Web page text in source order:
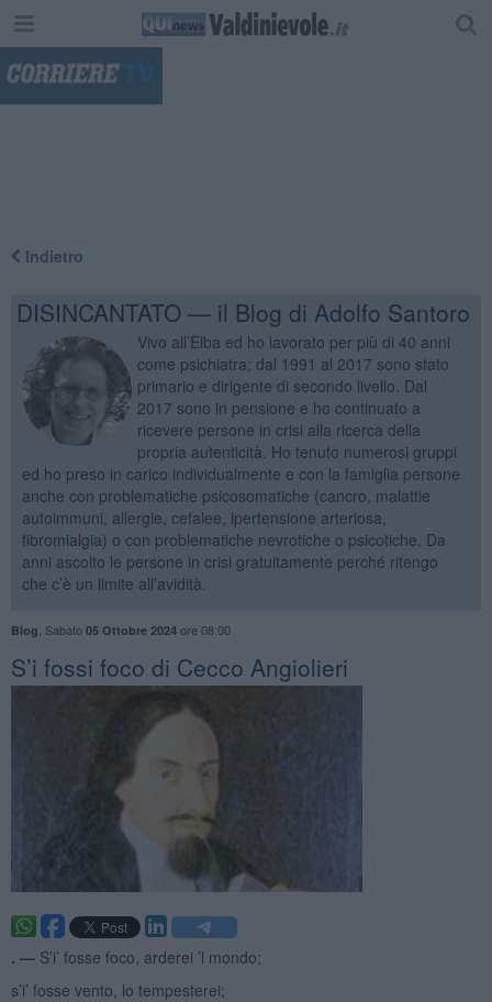
Indietro
DISINCANTATO — il Blog di Adolfo Santoro
Vivo all’Elba ed ho lavorato per più di 40 anni
come psichiatra; dal 1991 al 2017 sono stato
primario e dirigente di secondo livello. Dal
2017 sono in pensione e ho continuato a
ricevere persone in crisi alla ricerca della
propria autenticità. Ho tenuto numerosi gruppi
ed ho preso in carico individualmente e con la famiglia persone
anche con problematiche psicosomatiche (cancro, malattie
autoimmuni, allergie, cefalee, ipertensione arteriosa,
fibromialgia) o con problematiche nevrotiche o psicotiche. Da
anni ascolto le persone in crisi gratuitamente perché ritengo
che c’è un limite all’avidità.
Blog Sabato 05 Ottobre 2024ore 08:00
S’i fossi foco di Cecco Angiolieri
. — S’i’ fosse foco, arderei ’l mondo;
s’i’ fosse vento, lo tempesterei;